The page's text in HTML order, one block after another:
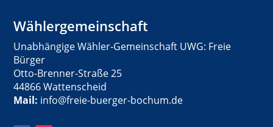
Wählergemeinschaft
Unabhängige Wähler-Gemeinschaft UWG: Freie
Bürger
Otto-Brenner-Straße 25
44866 Wattenscheid
Mail: info@freie-buerger-bochum.de